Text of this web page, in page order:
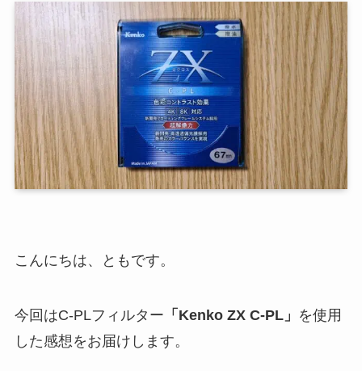
こんにちは、ともです。
今回はC-PLフィルター 「Kenko ZX C-PL」 を使用
した感想をお届けします。